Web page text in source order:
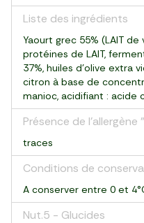
Liste des ingrédients
Yaourt grec 55% (LAIT
protéines de LAIT,
37%, huiles d’olive extra
citron à base de
manioc, acidifiant : acide
Présence de l'allergène
traces
Conditions de
A conserver entre 0 et
Nut.5 - Glucides